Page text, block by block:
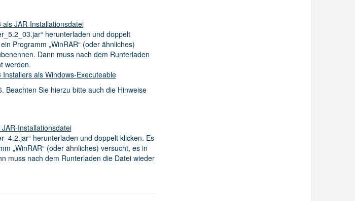
JAR-Installationsdatei
herunterladen und doppelt
Programm „WinRAR“ (oder ähnliches)
Dann muss nach dem Runterladen
werden.
als Windows-Executeable
Beachten Sie hierzu bitte auch die Hinweise
Installationsdatei
herunterladen und doppelt klicken. Es
„WinRAR“ (oder ähnliches) versucht, es in
muss nach dem Runterladen die Datei wieder